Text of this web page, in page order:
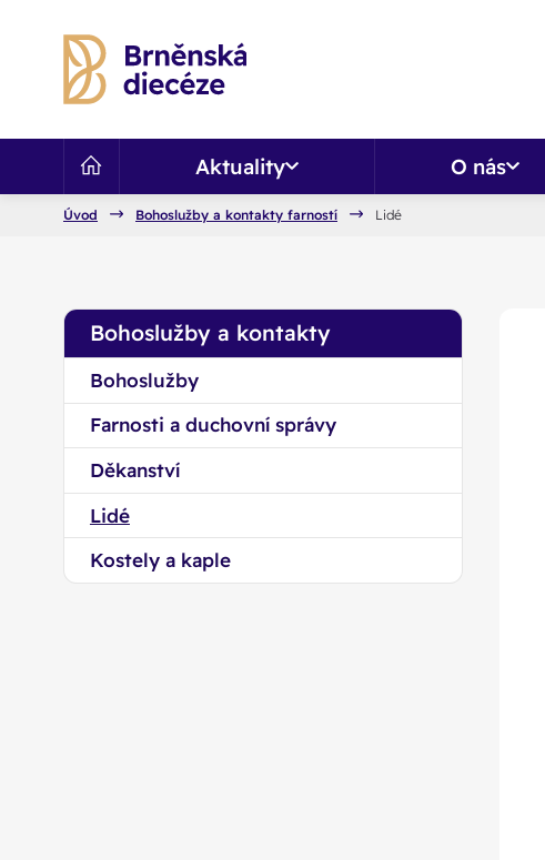
Aktuality O nás
Úvod Bohoslužby a kontakty farností Lidé
Bohoslužby a kontakty
Bohoslužby
Farnosti a duchovní správy
Děkanství
Lidé
Kostely a kaple